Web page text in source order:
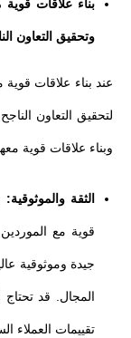
بناء علاقات قوية
وتحقيق التعاون
عند بناء علاقات
لتحقيق التعاون
وبناء علاقات قوية
الثقة والموثوقية:
قوية مع
جيدة وموثوقية
المجال. قد
تقييمات العملاء